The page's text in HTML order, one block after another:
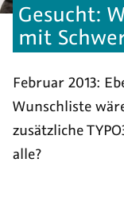
Gesucht:
mit
Februar 2013:
Wunschliste
zusätzliche
alle?